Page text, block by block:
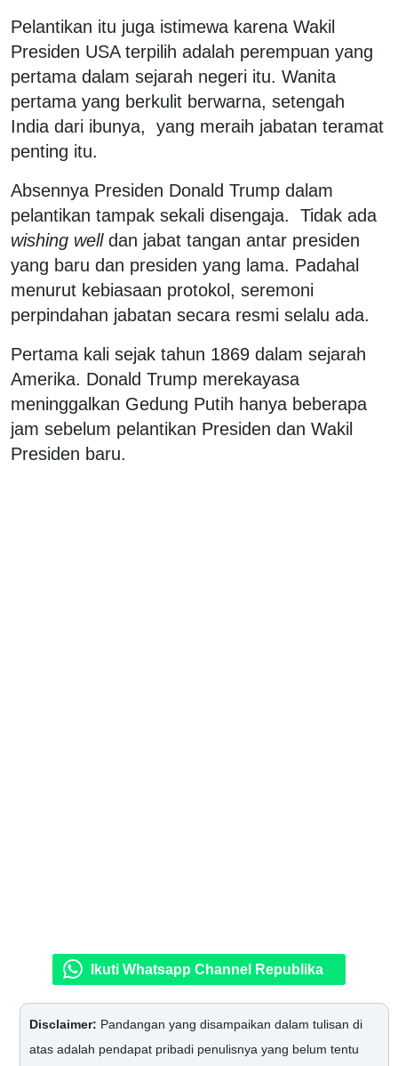
Pelantikan itu juga istimewa karena Wakil
Presiden USA terpilih adalah perempuan yang
pertama dalam sejarah negeri itu. Wanita
pertama yang berkulit berwarna, setengah
India dari ibunya, yang meraih jabatan teramat
penting itu.
Absennya Presiden Donald Trump dalam
pelantikan tampak sekali disengaja. Tidak ada
wishing welldan jabat tangan antar presiden
yang baru dan presiden yang lama. Padahal
menurut kebiasaan protokol, seremoni
perpindahan jabatan secara resmi selalu ada.
Pertama kali sejak tahun 1869 dalam sejarah
Amerika. Donald Trump merekayasa
meninggalkan Gedung Putih hanya beberapa
jam sebelum pelantikan Presiden dan Wakil
Presiden baru.
Ikuti Whatsapp Channel Republika
Disclaimer: Pandangan yang disampaikan dalam tulisan di
atas adalah pendapat pribadi penulisnya yang belum tentu